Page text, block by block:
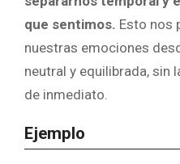
que sentimos. Esto nos
nuestras emociones
neutral y equilibrada, sin
de inmediato.
Ejemplo